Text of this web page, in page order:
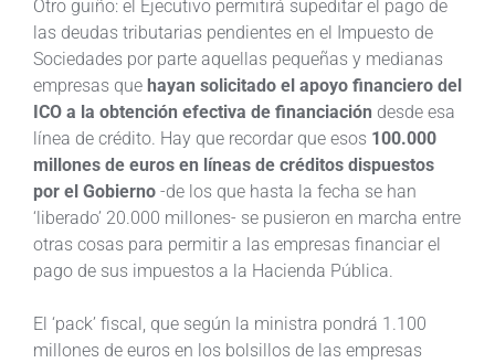
Otro guiño: el Ejecutivo permitirá supeditar el pago de
las deudas tributarias pendientes en el Impuesto de
Sociedades por parte aquellas pequeñas y medianas
empresas que hayan solicitado el apoyo financiero del
ICO a la obtención efectiva de financiación desde esa
línea de crédito. Hay que recordar que esos 100.000
millones de euros en líneas de créditos dispuestos
por el Gobierno -de los que hasta la fecha se han
‘liberado’ 20.000 millones- se pusieron en marcha entre
otras cosas para permitir a las empresas financiar el
pago de sus impuestos a la Hacienda Pública.
El ‘pack’ fiscal, que según la ministra pondrá 1.100
millones de euros en los bolsillos de las empresas